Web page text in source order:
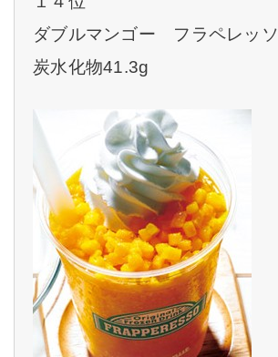
ダブルマンゴー フラペレッソ
炭水化物41.3g